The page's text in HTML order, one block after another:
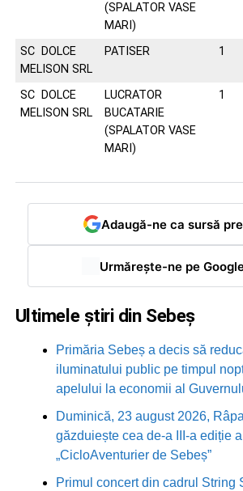
(SPALATOR VASE
MARI)
SC DOLCE
MELISON SRL
PATISER 1
SC DOLCE
MELISON SRL
LUCRATOR
BUCATARIE
(SPALATOR VASE
MARI)
1
Adaugă-ne ca sursă
Urmărește-ne pe
Ultimele știri din Sebeș
Primăria Sebeș a decis să
iluminatului public pe timpul
apelului la economii al
Duminică, 23 august 2026,
găzduiește cea de-a III-a ediție
„CicloAventurier de Sebeș”
Primul concert din cadrul String